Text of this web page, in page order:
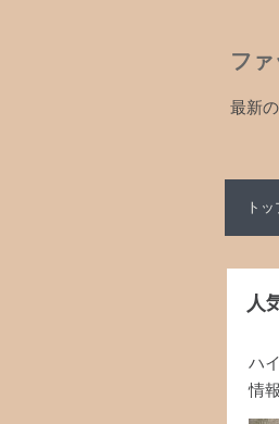
フ
最新
ト
人
ハ
情